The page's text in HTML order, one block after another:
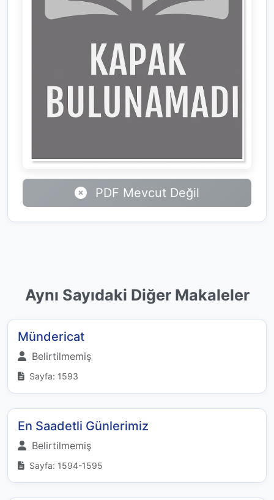
PDF Mevcut Değil
Aynı Sayıdaki Diğer Makaleler
Mündericat
Belirtilmemiş
Sayfa: 1593
En Saadetli Günlerimiz
Belirtilmemiş
Sayfa: 1594-1595